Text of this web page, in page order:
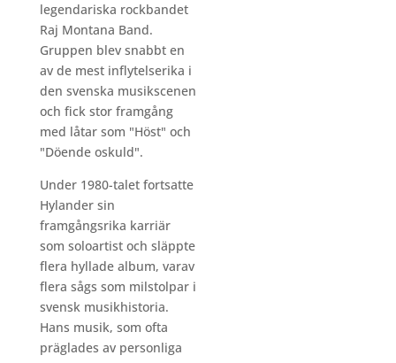
legendariska rockbandet
Raj Montana Band.
Gruppen blev snabbt en
av de mest inflytelserika i
den svenska musikscenen
och fick stor framgång
med låtar som "Höst" och
"Döende oskuld".
Under 1980-talet fortsatte
Hylander sin
framgångsrika karriär
som soloartist och släppte
flera hyllade album, varav
flera sågs som milstolpar i
svensk musikhistoria.
Hans musik, som ofta
präglades av personliga